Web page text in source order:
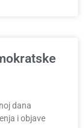
dana
i objave